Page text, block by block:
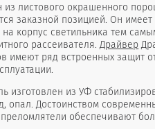
из листового окрашенного
заказной позицией. Он
корпус светильника тем
рассеивателя.Драйвер
имеют ряд встроенных защит
изготовлен из УФ
опал. Достоинством
обеспечивают